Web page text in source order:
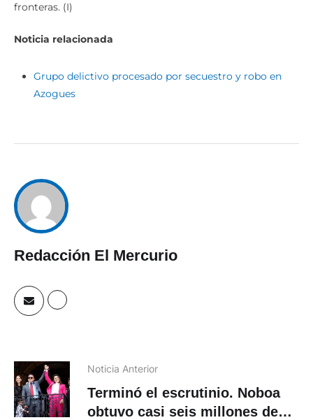
fronteras. (I)
Noticia relacionada
Grupo delictivo procesado por secuestro y robo en
Azogues
Redacción El Mercurio
Noticia Anterior
Terminó el escrutinio. Noboa
obtuvo casi seis millones de